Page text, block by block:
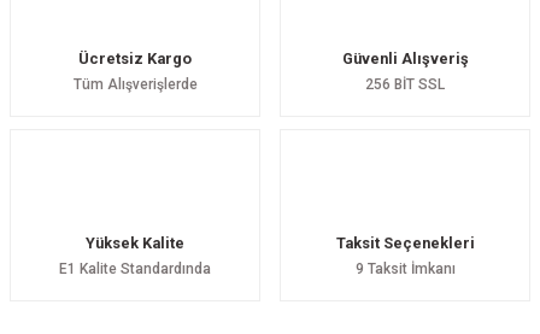
Ücretsiz Kargo
Tüm Alışverişlerde
Güvenli Alışveriş
256 BİT SSL
Yüksek Kalite
E1 Kalite Standardında
Taksit Seçenekleri
9 Taksit İmkanı